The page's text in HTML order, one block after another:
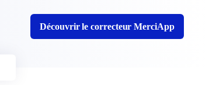
Découvrir le correcteur MerciApp